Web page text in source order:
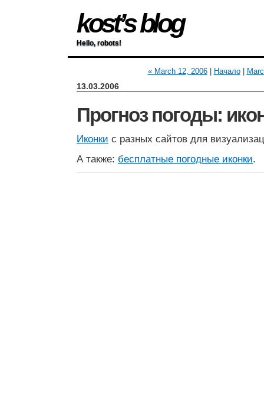
kost’s blog
Hello, robots!
« March 12, 2006| Начало|
13.03.2006
Прогноз погоды:
Иконки с разных сайтов для
А также: бесплатные погодные иконки.